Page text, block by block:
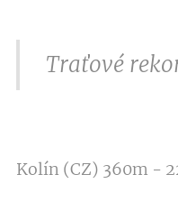
Traťové
Kolín (CZ) 360m -